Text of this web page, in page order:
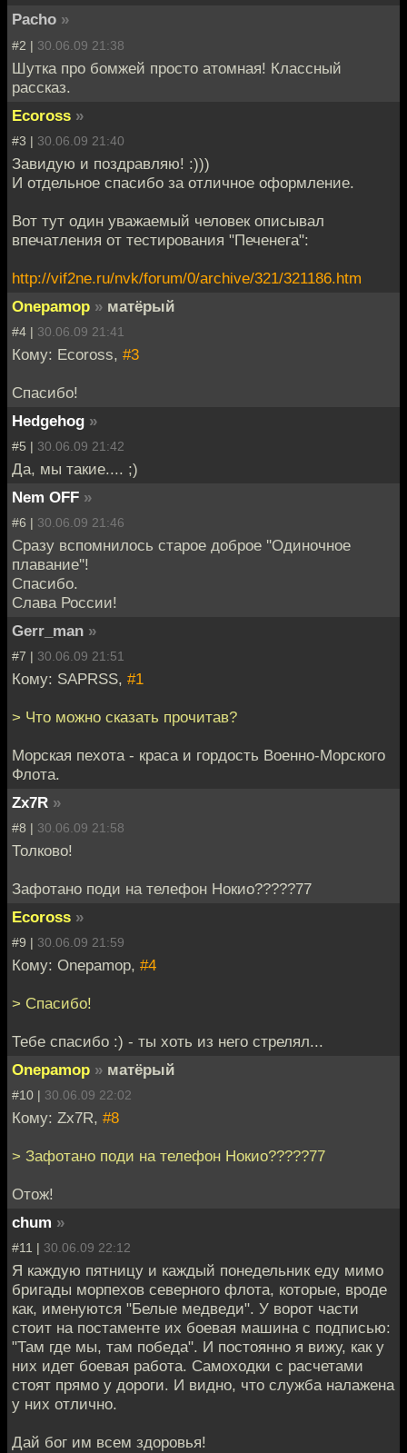
Pacho »
#2 | 30.06.09 21:38
Шутка про бомжей просто атомная! Классный
рассказ.
Ecoross »
#3 | 30.06.09 21:40
Завидую и поздравляю! :)))
И отдельное спасибо за отличное оформление.
Вот тут один уважаемый человек описывал
впечатления от тестирования "Печенега":
http://vif2ne.ru/nvk/forum/0/archive/321/321186.htm
Onepamop » матёрый
#4 | 30.06.09 21:41
Кому: Ecoross, #3
Спасибо!
Hedgehog »
#5 | 30.06.09 21:42
Да, мы такие.... ;)
Nem OFF »
#6 | 30.06.09 21:46
Сразу вспомнилось старое доброе ''Одиночное
плавание''!
Спасибо.
Слава России!
Gerr_man »
#7 | 30.06.09 21:51
Кому: SAPRSS, #1
> Что можно сказать прочитав?
Морская пехота - краса и гордость Военно-Морского
Флота.
Zx7R »
#8 | 30.06.09 21:58
Толково!
Зафотано поди на телефон Нокио?????77
Ecoross »
#9 | 30.06.09 21:59
Кому: Onepamop, #4
> Спасибо!
Тебе спасибо :) - ты хоть из него стрелял...
Onepamop » матёрый
#10 | 30.06.09 22:02
Кому: Zx7R, #8
> Зафотано поди на телефон Нокио?????77
Отож!
chum »
#11 | 30.06.09 22:12
Я каждую пятницу и каждый понедельник еду мимо
бригады морпехов северного флота, которые, вроде
как, именуются "Белые медведи". У ворот части
стоит на постаменте их боевая машина с подписью:
"Там где мы, там победа". И постоянно я вижу, как у
них идет боевая работа. Самоходки с расчетами
стоят прямо у дороги. И видно, что служба налажена
у них отлично.
Дай бог им всем здоровья!